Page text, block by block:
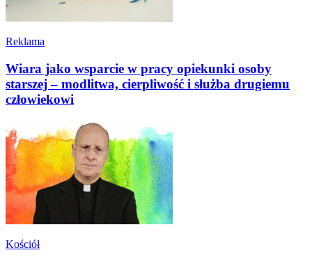
Reklama
Wiara jako wsparcie w pracy opiekunki osoby
starszej – modlitwa, cierpliwość i służba drugiemu
człowiekowi
Kościół